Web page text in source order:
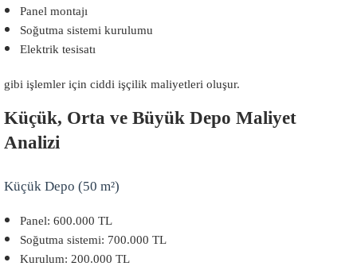
Panel montajı
Soğutma sistemi kurulumu
Elektrik tesisatı
gibi işlemler için ciddi işçilik maliyetleri oluşur.
Küçük, Orta ve Büyük Depo Maliyet
Analizi
Küçük Depo (50 m²)
Panel: 600.000 TL
Soğutma sistemi: 700.000 TL
Kurulum: 200.000 TL